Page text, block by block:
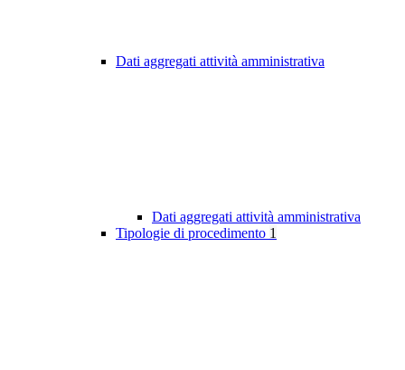
Dati aggregati attività amministrativa
Dati aggregati attività amministrativa
Tipologie di procedimento 1